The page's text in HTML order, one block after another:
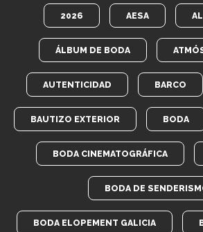
2026 AESA
ÁLBUM DE BODA
AUTENTICIDAD BARCO
BAUTIZO EXTERIOR BODA
BODA CINEMATOGRÁFICA
BODA DE
BODA ELOPEMENT GALICIA